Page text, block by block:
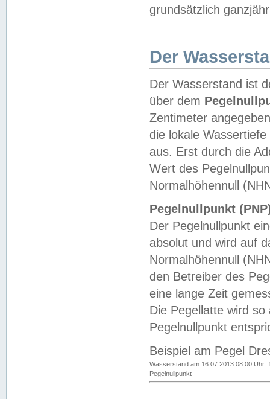
grundsätzlich
Der
Der Wasserstand ist
über dem
Zentimeter
die lokale
aus. Erst durch die
Wert des
Normalhöhennull
Pegelnullpunkt
Der Pegelnullpunkt
absolut und wird auf
Normalhöhennull
den Betreiber des
eine lange Zeit
Die Pegellatte wird
Pegelnullpunkt
Beispiel am Pegel
Wasserstand am 16.07.2013 08:00 Uhr:
Pegelnullpunkt